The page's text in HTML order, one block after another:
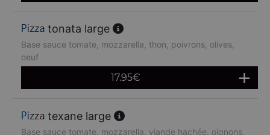
tonata large
Base sauce tomate, mozzarella, thon, poivrons, olives,
oeuf
17.95€
texane large
Base sauce tomate, mozzarella, viande hachée, oignons,